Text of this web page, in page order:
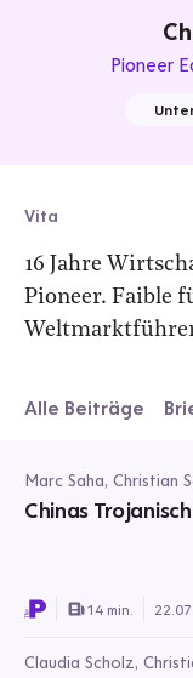
Pioneer
Vita
16 Jahre
Pioneer. Faible
Alle Beiträge
Marc Saha, Christian
Chinas
14 min.
Claudia Scholz,